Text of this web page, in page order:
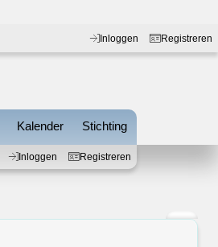
Kalender Stichting
Inloggen Registreren
Inloggen Registreren